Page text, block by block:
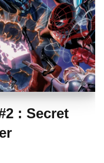
: Secret